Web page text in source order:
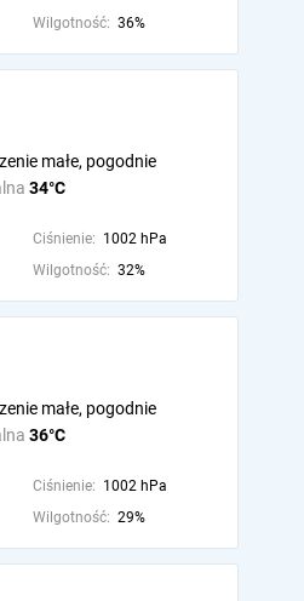
Wilgotność: 36%
34°C
małe, pogodnie
Ciśnienie: 1002 hPa
Wilgotność: 32%
36°C
małe, pogodnie
Ciśnienie: 1002 hPa
Wilgotność: 29%